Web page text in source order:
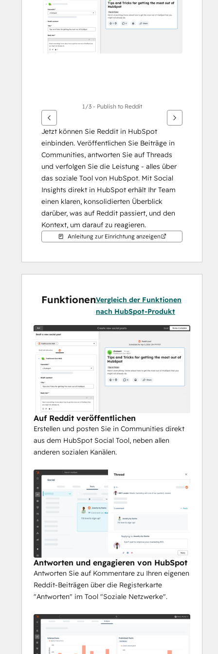
anzuzeigen
1/3 - Publish to Reddit
Jetzt können Sie Reddit in HubSpot
einbinden. Veröffentlichen Sie Beiträge in
Communities, antworten Sie auf Threads
und verfolgen Sie die Leistung - alles über
das soziale Tool von HubSpot. Mit Social
Insights direkt in HubSpot erhält Ihr Team
einen klaren, konsolidierten Überblick
darüber, was auf Reddit passiert, und den
Kontext, um darauf zu reagieren.
Anleitung zur Einrichtung anzeigen
FunktionenVergleich der Funktionen
nach HubSpot-Produkt
Auf Reddit veröffentlichen
Erstellen und posten Sie in Communities direkt
aus dem HubSpot Social Tool, neben allen
anderen sozialen Kanälen.
Antworten und engagieren von HubSpot
Antworten Sie auf Kommentare zu Ihren eigenen
Reddit-Beiträgen über die Registerkarte
"Antworten" im Tool "Soziale Netzwerke".